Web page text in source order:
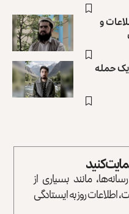
و
یک حمله
کنید
مانند بسیاری از
روز به ایستادگی